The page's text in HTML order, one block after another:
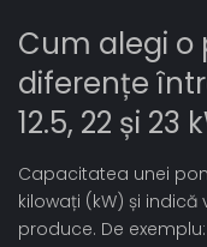
Cum alegi o
diferențe
12.5, 22 și 23
Capacitatea unei
kilowați (kW) și
produce. De exemplu: